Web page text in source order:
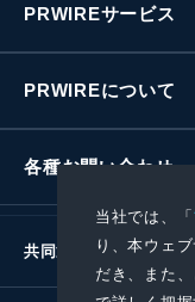
当社では、「
り、本ウェ
だき、また
PRWIREサービス
PRWIREについて
各種お問い合わせ
共同通信社グループ